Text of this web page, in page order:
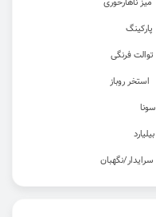
پارکینگ
توالت فرنگی
استخر روباز
سونا
بیلیارد
سرایدار/نگهبان